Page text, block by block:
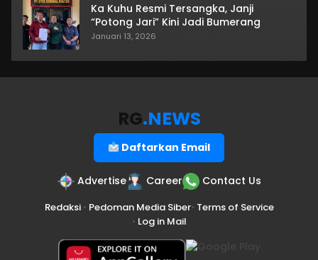
Ka Kuhu Resmi Tersangka, Janji
“Potong Jari” Kini Jadi Bumerang
Januari 13, 2026
RG.NEWS
Daftarkan Email
Advertise Career Contact Us
Redaksi• Pedoman Media Siber• Terms of Service
• Log in Mail